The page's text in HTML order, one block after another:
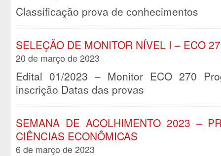
Classificação prova de conhecimentos
SELEÇÃO DE MONITOR NÍVEL I – ECO
20 de março de 2023
Edital 01/2023 – Monitor ECO 270
inscrição Datas das provas
SEMANA DE ACOLHIMENTO 2023 –
CIÊNCIAS ECONÔMICAS
6 de março de 2023